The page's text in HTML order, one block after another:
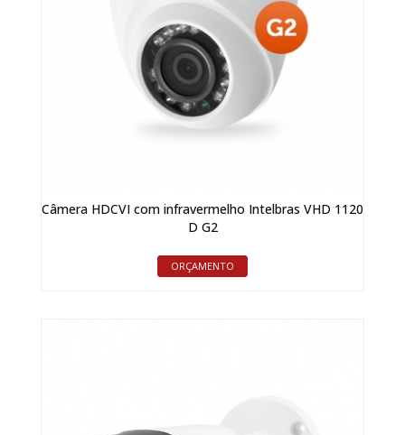
Câmera HDCVI com infravermelho Intelbras VHD 1120
D G2
ORÇAMENTO